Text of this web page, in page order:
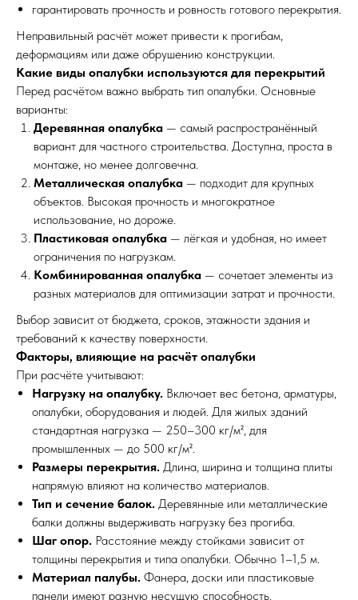
гарантировать прочность и ровность готового перекрытия.
Неправильный расчёт может привести к прогибам,
деформациям или даже обрушению конструкции.
Какие виды опалубки используются для перекрытий
Перед расчётом важно выбрать тип опалубки. Основные
варианты:
Деревянная опалубка — самый распространённый
вариант для частного строительства. Доступна, проста в
монтаже, но менее долговечна.
Металлическая опалубка — подходит для крупных
объектов. Высокая прочность и многократное
использование, но дороже.
Пластиковая опалубка — лёгкая и удобная, но имеет
ограничения по нагрузкам.
Комбинированная опалубка — сочетает элементы из
разных материалов для оптимизации затрат и прочности.
Выбор зависит от бюджета, сроков, этажности здания и
требований к качеству поверхности.
Факторы, влияющие на расчёт опалубки
При расчёте учитывают:
Нагрузку на опалубку. Включает вес бетона, арматуры,
опалубки, оборудования и людей. Для жилых зданий
стандартная нагрузка — 250–300 кг/м², для
промышленных — до 500 кг/м².
Размеры перекрытия. Длина, ширина и толщина плиты
напрямую влияют на количество материалов.
Тип и сечение балок. Деревянные или металлические
балки должны выдерживать нагрузку без прогиба.
Шаг опор. Расстояние между стойками зависит от
толщины перекрытия и типа опалубки. Обычно 1–1,5 м.
Материал палубы. Фанера, доски или пластиковые
панели имеют разную несущую способность.